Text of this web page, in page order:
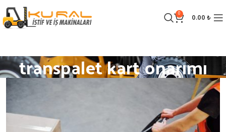
0 0.00₺
transpalet kart onarımı